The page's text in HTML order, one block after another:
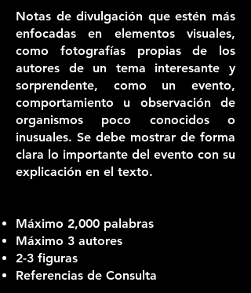
Notas de divulgación que estén más
enfocadas en elementos visuales,
como fotografías propias de los
autores de un tema interesante y
sorprendente, como un evento,
comportamiento u observación de
organismos poco conocidos o
inusuales. Se debe mostrar de forma
clara lo importante del evento con su
explicación en el texto.
Máximo 2,000 palabras
Máximo 3 autores
2-3 figuras
Referencias de Consulta